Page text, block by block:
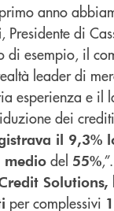
anno
, Presidente di
di esempio, il
leader di
esperienza e il
dei
il 9,3%
medio del 55%
Solutions,
per complessivi